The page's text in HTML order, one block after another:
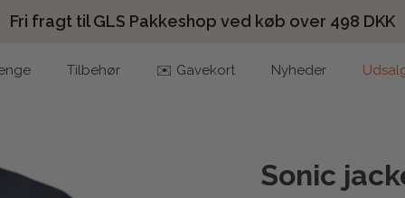
Fri fragt til GLS Pakkeshop ved køb over 498 DKK
Tilbehør ✉️ Gavekort Nyheder
Sonic